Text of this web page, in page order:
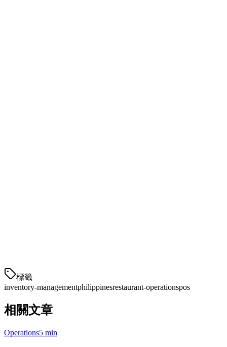
標籤
inventory-managementphilippinesrestaurant-operationspos
相關文章
Operations5 min